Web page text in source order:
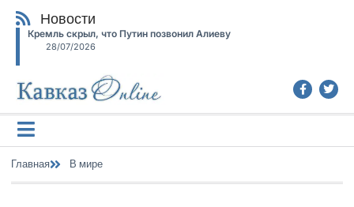
Новости
Кремль скрыл, что Путин позвонил Алиеву
28/07/2026
Главная В мире